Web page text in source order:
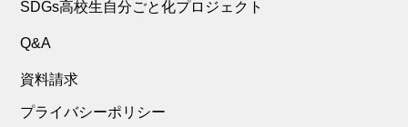
SDGs高校生自分ごと化プロジェクト
Q&A
資料請求
プライバシーポリシー